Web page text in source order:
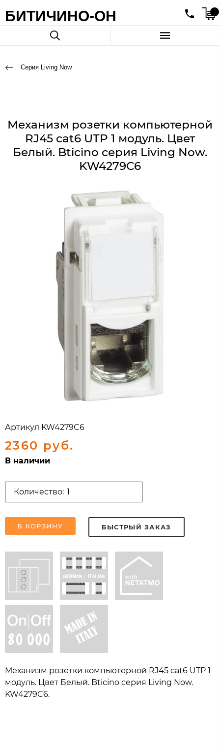
БИТИЧИНО-ОН
Серия Living Now
Механизм розетки компьютерной
RJ45 cat6 UTP 1 модуль. Цвет
Белый. Bticino серия Living Now.
KW4279C6
Артикул KW4279C6
2360 руб.
В наличии
Количество:
В КОРЗИНУ БЫСТРЫЙ ЗАКАЗ
Механизм розетки компьютерной RJ45 cat6 UTP 1
модуль. Цвет Белый. Bticino серия Living Now.
KW4279C6.